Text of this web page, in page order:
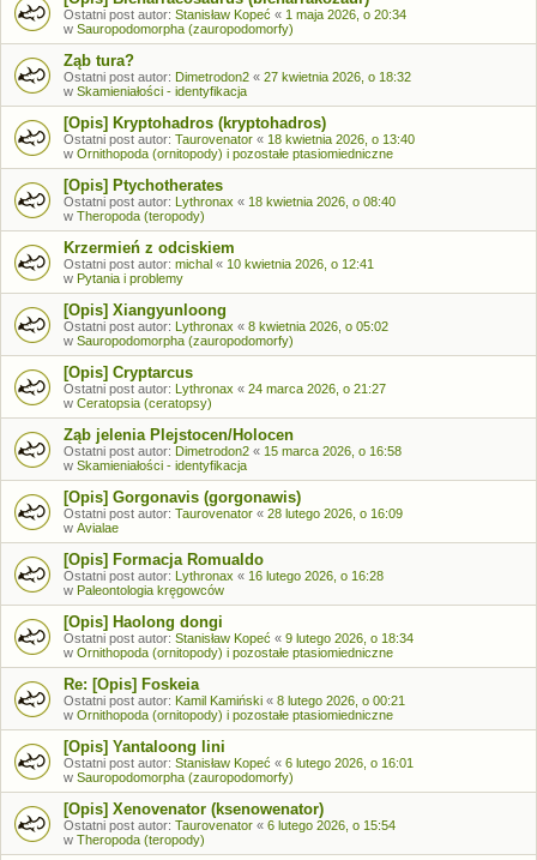
Ostatni post autor: Stanisław Kopeć « 1 maja 2026, o 20:34
w Sauropodomorpha (zauropodomorfy)
Ząb tura?
Ostatni post autor: Dimetrodon2 « 27 kwietnia 2026, o 18:32
w Skamieniałości - identyfikacja
[Opis] Kryptohadros (kryptohadros)
Ostatni post autor: Taurovenator « 18 kwietnia 2026, o 13:40
w Ornithopoda (ornitopody) i pozostałe ptasiomiedniczne
[Opis] Ptychotherates
Ostatni post autor: Lythronax « 18 kwietnia 2026, o 08:40
w Theropoda (teropody)
Krzermień z odciskiem
Ostatni post autor: michal « 10 kwietnia 2026, o 12:41
w Pytania i problemy
[Opis] Xiangyunloong
Ostatni post autor: Lythronax « 8 kwietnia 2026, o 05:02
w Sauropodomorpha (zauropodomorfy)
[Opis] Cryptarcus
Ostatni post autor: Lythronax « 24 marca 2026, o 21:27
w Ceratopsia (ceratopsy)
Ząb jelenia Plejstocen/Holocen
Ostatni post autor: Dimetrodon2 « 15 marca 2026, o 16:58
w Skamieniałości - identyfikacja
[Opis] Gorgonavis (gorgonawis)
Ostatni post autor: Taurovenator « 28 lutego 2026, o 16:09
w Avialae
[Opis] Formacja Romualdo
Ostatni post autor: Lythronax « 16 lutego 2026, o 16:28
w Paleontologia kręgowców
[Opis] Haolong dongi
Ostatni post autor: Stanisław Kopeć « 9 lutego 2026, o 18:34
w Ornithopoda (ornitopody) i pozostałe ptasiomiedniczne
Re: [Opis] Foskeia
Ostatni post autor: Kamil Kamiński « 8 lutego 2026, o 00:21
w Ornithopoda (ornitopody) i pozostałe ptasiomiedniczne
[Opis] Yantaloong lini
Ostatni post autor: Stanisław Kopeć « 6 lutego 2026, o 16:01
w Sauropodomorpha (zauropodomorfy)
[Opis] Xenovenator (ksenowenator)
Ostatni post autor: Taurovenator « 6 lutego 2026, o 15:54
w Theropoda (teropody)